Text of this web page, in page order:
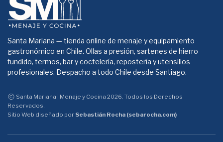
Santa Mariana — tienda online de menaje y equipamiento
gastronómico en Chile. Ollas a presión, sartenes de hierro
fundido, termos, bar y coctelería, repostería y utensilios
profesionales. Despacho a todo Chile desde Santiago.
Santa Mariana | Menaje y Cocina 2026. Todos los Derechos
Reservados.
Sitio Web diseñado por Sebastián Rocha (sebarocha.com)